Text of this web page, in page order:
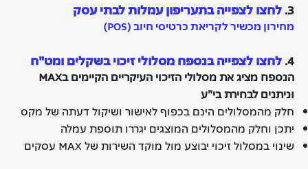
3. לחצו לצפייה בתעריפון עמלות לבתי עסק
מחירון מכשיר לקריאת כרטיסי חיוב (POS)
4. לחצו לצפייה בנספח מסלולי זיכוי בשקלים ומט"ח
הנספח מציג את מסלולי הזיכוי העיקריים הקיימים בMAX
וניתנים לבחירת בי"ע
חלק מהמסלולים הינם בכפוף לאישור ושיקול דעתה של מקס
יתכן וחלק מהמסלולים המוצגים יגררו תוספת עמלה
שינוי במסלול זיכוי יבוצע מול מוקד השירות של MAX עסקים